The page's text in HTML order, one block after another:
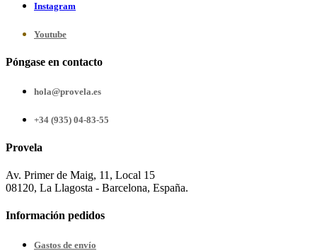
Instagram
Youtube
Póngase en contacto
hola@provela.es
+34 (935) 04-83-55
Provela
Av. Primer de Maig, 11, Local 15
08120, La Llagosta - Barcelona, España.
Información pedidos
Gastos de envío